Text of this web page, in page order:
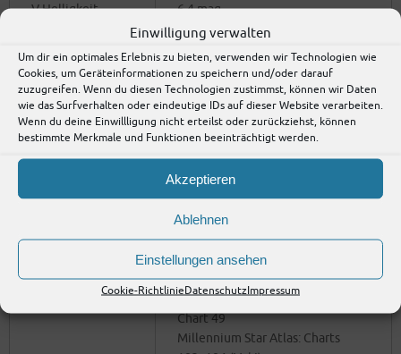
Einwilligung verwalten
Um dir ein optimales Erlebnis zu bieten, verwenden wir Technologien wie
Cookies, um Geräteinformationen zu speichern und/oder darauf
zuzugreifen. Wenn du diesen Technologien zustimmst, können wir Daten
wie das Surfverhalten oder eindeutige IDs auf dieser Website verarbeiten.
Wenn du deine Einwillligung nicht erteilst oder zurückziehst, können
bestimmte Merkmale und Funktionen beeinträchtigt werden.
Akzeptieren
Ablehnen
Einstellungen ansehen
Cookie-RichtlinieDatenschutzImpressum
V Hel­lig­keit 6,4 mag
nung
40,0′
Anzahl der Sterne 200
Hells­ter Stern 8,6 mag
1.750 Licht­jah­re
H VIII 8; Cl,vL,st L,sC
Stern­at­lan­ten
Cam­bridge Star Atlas: Chart 3 & 9
Inter­stel­larum Deep Sky Atlas:
Chart 49
Mill­en­ni­um Star Atlas: Charts